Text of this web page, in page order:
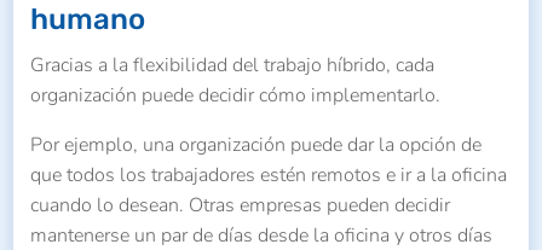
humano
Gracias a la flexibilidad del trabajo híbrido, cada
organización puede decidir cómo implementarlo.
Por ejemplo, una organización puede dar la opción de
que todos los trabajadores estén remotos e ir a la oficina
cuando lo desean. Otras empresas pueden decidir
mantenerse un par de días desde la oficina y otros días